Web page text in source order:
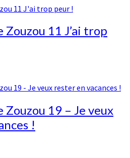
11 J’ai trop
Zouzou 19 – Je veux
!